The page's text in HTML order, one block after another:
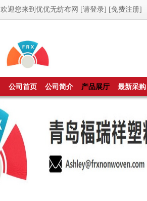
欢迎您来到优优无纺布网 [请登录] [免费注册]
公司首页 公司简介 产品展厅 最新采购